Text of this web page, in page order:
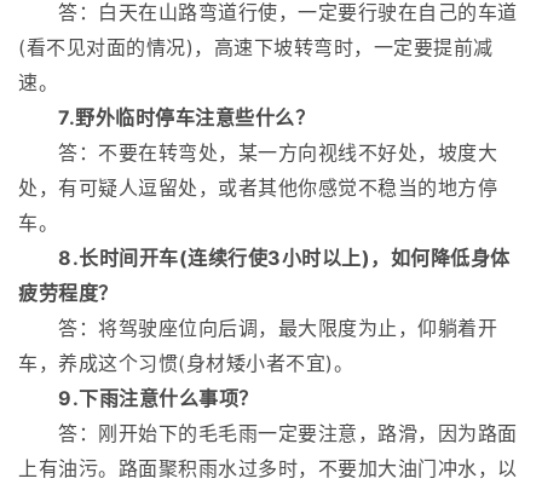
答：白天在山路弯道行使，一定要行驶在自己的车道
(看不见对面的情况)，高速下坡转弯时，一定要提前减
速。
7.野外临时停车注意些什么？
答：不要在转弯处，某一方向视线不好处，坡度大
处，有可疑人逗留处，或者其他你感觉不稳当的地方停
车。
8.长时间开车(连续行使3小时以上)，如何降低身体
疲劳程度？
答：将驾驶座位向后调，最大限度为止，仰躺着开
车，养成这个习惯(身材矮小者不宜)。
9.下雨注意什么事项？
答：刚开始下的毛毛雨一定要注意，路滑，因为路面
上有油污。路面聚积雨水过多时，不要加大油门冲水，以